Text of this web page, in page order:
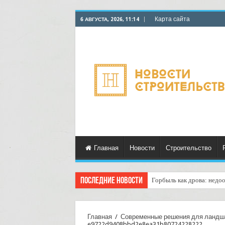
6 АВГУСТА, 2026, 11:14 Карта сайта
Главная Новости Строительство
Последние новости Горбыль как дрова:
Главная / Современные решения для